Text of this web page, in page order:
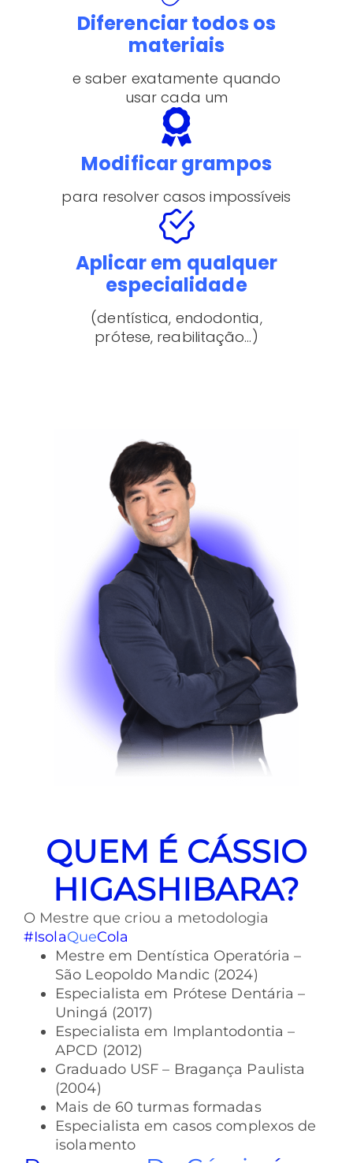
Diferenciar todos os
materiais
e saber exatamente quando
usar cada um
Modificar grampos
para resolver casos impossíveis
Aplicar em qualquer
especialidade
(dentística, endodontia,
prótese, reabilitação…)
QUEM É CÁSSIO
HIGASHIBARA?
O Mestre que criou a metodologia
#IsolaQueCola
Mestre em Dentística Operatória –
São Leopoldo Mandic (2024)
Especialista em Prótese Dentária –
Uningá (2017)
Especialista em Implantodontia –
APCD (2012)
Graduado USF – Bragança Paulista
(2004)
Mais de 60 turmas formadas
Especialista em casos complexos de
isolamento